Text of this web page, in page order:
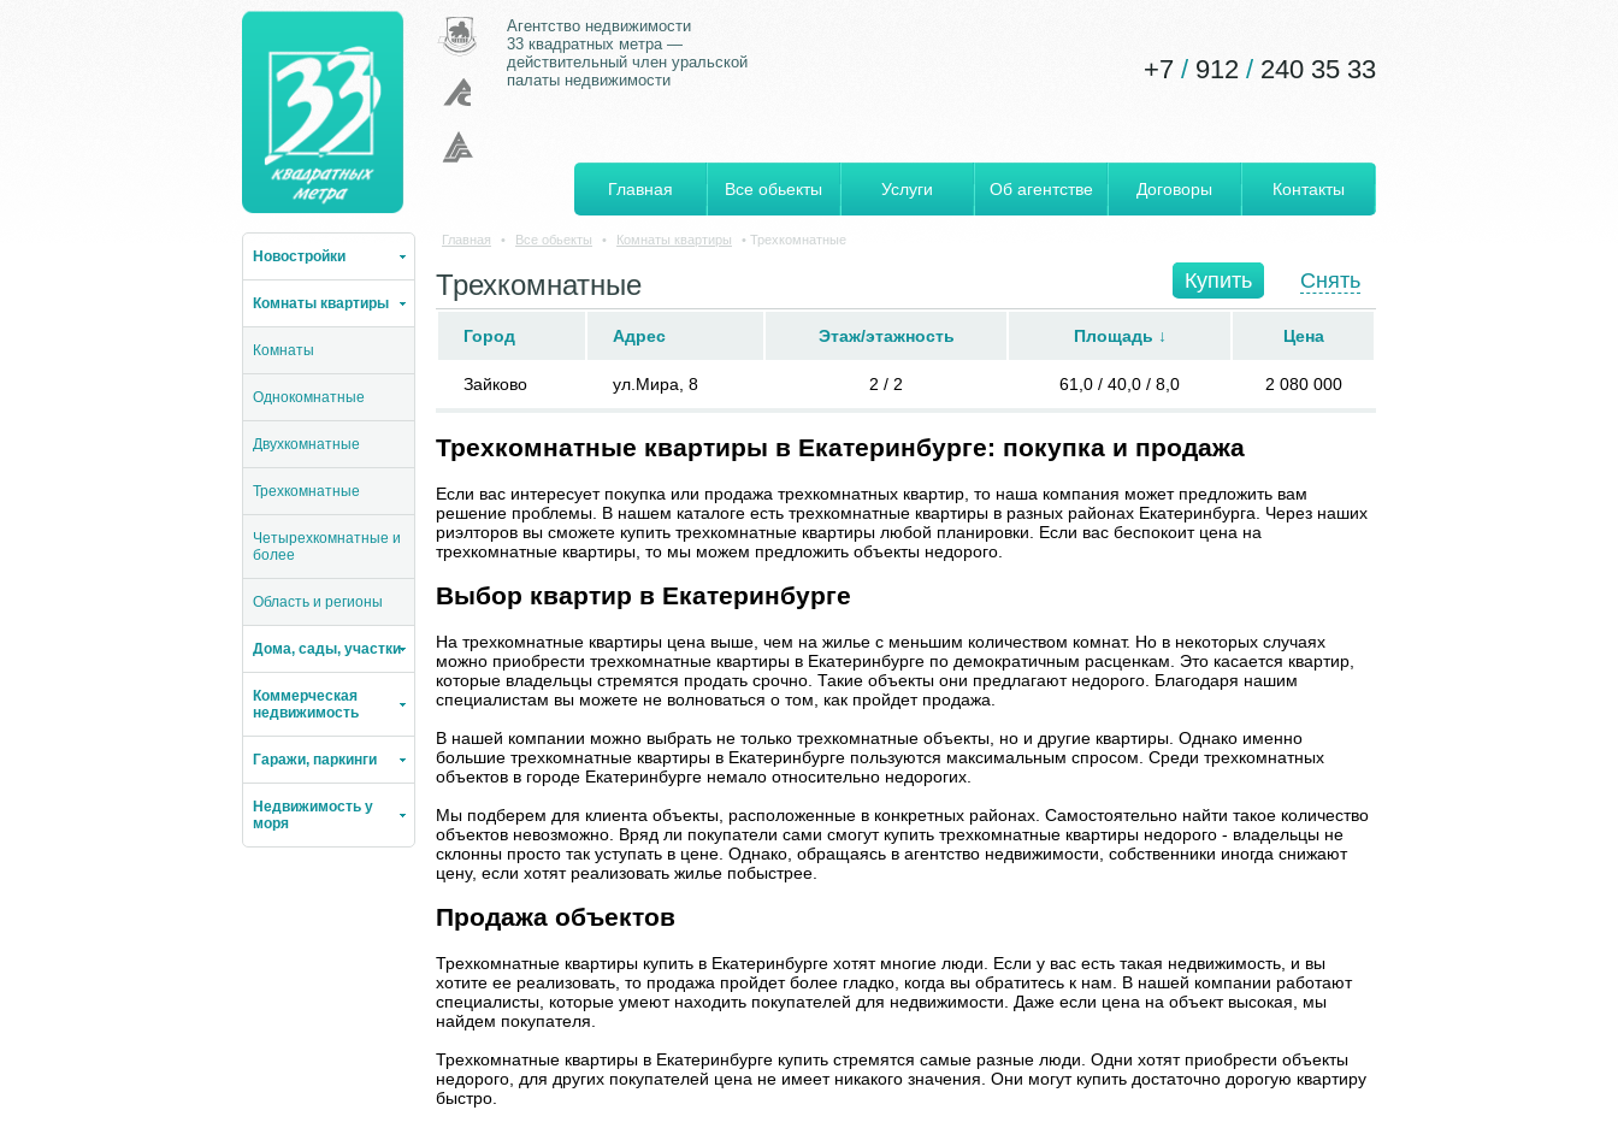
Главная Все обьекты Услуги Об агентстве Договоры Контакты
Агентство недвижимости
33 квадратных метра —
действительный член уральской
палаты недвижимости
+7 / 912 / 240 35 33
Новостройки
Комнаты квартиры
Комнаты
Однокомнатные
Двухкомнатные
Трехкомнатные
Четырехкомнатные и
более
Область и регионы
Дома, сады, участки
Коммерческая
недвижимость
Гаражи, паркинги
Недвижимость у
моря
Главная • Все обьекты • Комнаты квартиры • Трехкомнатные
Купить Снять
Трехкомнатные
Город Адрес Этаж/этажность Площадь ↓ Цена
Зайково ул.Мира, 8 2 / 2 61,0 / 40,0 / 8,0 2 080 000
Трехкомнатные квартиры в Екатеринбурге: покупка и продажа
Если вас интересует покупка или продажа трехкомнатных квартир, то наша компания может предложить вам
решение проблемы. В нашем каталоге есть трехкомнатные квартиры в разных районах Екатеринбурга. Через наших
риэлторов вы сможете купить трехкомнатные квартиры любой планировки. Если вас беспокоит цена на
трехкомнатные квартиры, то мы можем предложить объекты недорого.
Выбор квартир в Екатеринбурге
На трехкомнатные квартиры цена выше, чем на жилье с меньшим количеством комнат. Но в некоторых случаях
можно приобрести трехкомнатные квартиры в Екатеринбурге по демократичным расценкам. Это касается квартир,
которые владельцы стремятся продать срочно. Такие объекты они предлагают недорого. Благодаря нашим
специалистам вы можете не волноваться о том, как пройдет продажа.
В нашей компании можно выбрать не только трехкомнатные объекты, но и другие квартиры. Однако именно
большие трехкомнатные квартиры в Екатеринбурге пользуются максимальным спросом. Среди трехкомнатных
объектов в городе Екатеринбурге немало относительно недорогих.
Мы подберем для клиента объекты, расположенные в конкретных районах. Самостоятельно найти такое количество
объектов невозможно. Вряд ли покупатели сами смогут купить трехкомнатные квартиры недорого - владельцы не
склонны просто так уступать в цене. Однако, обращаясь в агентство недвижимости, собственники иногда снижают
цену, если хотят реализовать жилье побыстрее.
Продажа объектов
Трехкомнатные квартиры купить в Екатеринбурге хотят многие люди. Если у вас есть такая недвижимость, и вы
хотите ее реализовать, то продажа пройдет более гладко, когда вы обратитесь к нам. В нашей компании работают
специалисты, которые умеют находить покупателей для недвижимости. Даже если цена на объект высокая, мы
найдем покупателя.
Трехкомнатные квартиры в Екатеринбурге купить стремятся самые разные люди. Одни хотят приобрести объекты
недорого, для других покупателей цена не имеет никакого значения. Они могут купить достаточно дорогую квартиру
быстро.